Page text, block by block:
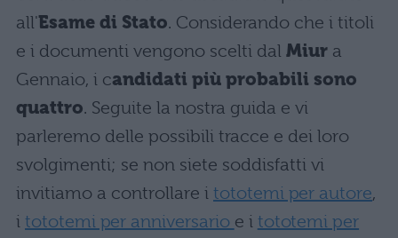
all'Esame di Stato. Considerando che i titoli
e i documenti vengono scelti dal Miur a
Gennaio, i candidati più probabili sono
quattro. Seguite la nostra guida e vi
parleremo delle possibili tracce e dei loro
svolgimenti; se non siete soddisfatti vi
invitiamo a controllare i tototemi per autore,
i tototemi per anniversario e i tototemi per